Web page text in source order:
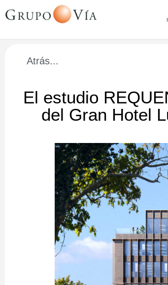
Atrás...
El estudio
del Gran Hotel